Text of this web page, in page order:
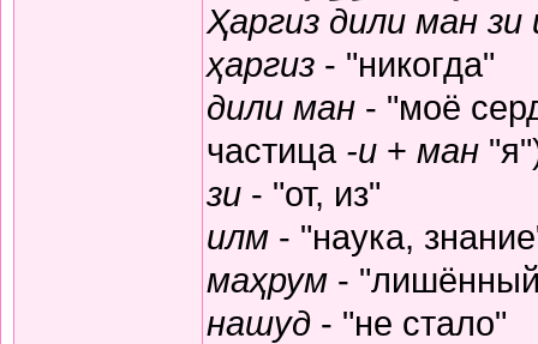
Ҳаргиз дили ман
ҳаргиз - "никогда"
дили ман - "моё
частица -и + ман
зи - "от, из"
илм - "наука,
маҳрум -
нашуд - "не стало"